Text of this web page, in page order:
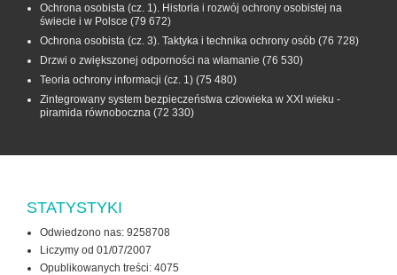
Ochrona osobista (cz. 1). Historia i rozwój ochrony osobistej na
świecie i w Polsce (79 672)
Ochrona osobista (cz. 3). Taktyka i technika ochrony osób (76 728)
Drzwi o zwiększonej odporności na włamanie (76 530)
Teoria ochrony informacji (cz. 1) (75 480)
Zintegrowany system bezpieczeństwa człowieka w XXI wieku -
piramida równoboczna (72 330)
STATYSTYKI
Odwiedzono nas: 9258708
Liczymy od 01/07/2007
Opublikowanych treści: 4075